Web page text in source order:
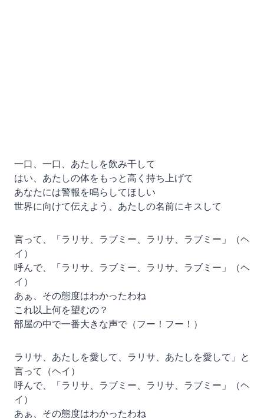
一口、一口、あたしを飲み干して
はい、あたしの体をもっと高く持ち上げて
あなたには警報を鳴らしてほしい
世界に向けて伝えよう、あたしの名前にキスして
言って、「ラリサ、ラブミー、ラリサ、ラブミー」（ヘ
イ）
呼んで、「ラリサ、ラブミー、ラリサ、ラブミー」（ヘ
イ）
あぁ、その態度はわかったわね
これ以上何を望むの？
部屋の中で一番大きな声で（フー！フー！）
ラリサ、あたしを愛して、ラリサ、あたしを愛して」と
言って（ヘイ）
呼んで、「ラリサ、ラブミー、ラリサ、ラブミー」（ヘ
イ）
あぁ、その態度はわかったわね